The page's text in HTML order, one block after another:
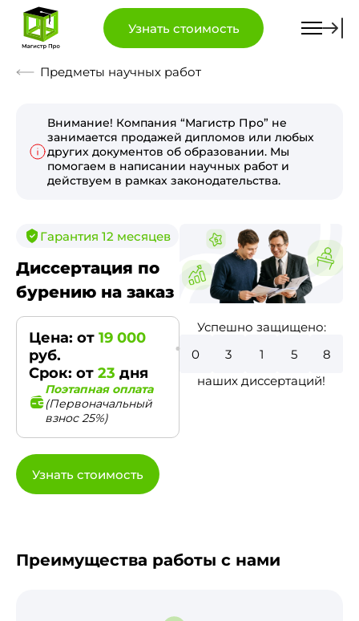
Узнать стоимость
Предметы научных работ
Внимание! Компания “Магистр Про” не
занимается продажей дипломов или любых
других документов об образовании. Мы
помогаем в написании научных работ и
действуем в рамках законодательства.
Гарантия 12 месяцев
Диссертация по
бурению на заказ
Цена: от 19 000
руб.
Срок: от 23 дня
Поэтапная оплата
(Первоначальный
взнос 25%)
Узнать стоимость
Успешно защищено:
0
8
5
3
0
наших диссертаций!
Преимущества работы с нами